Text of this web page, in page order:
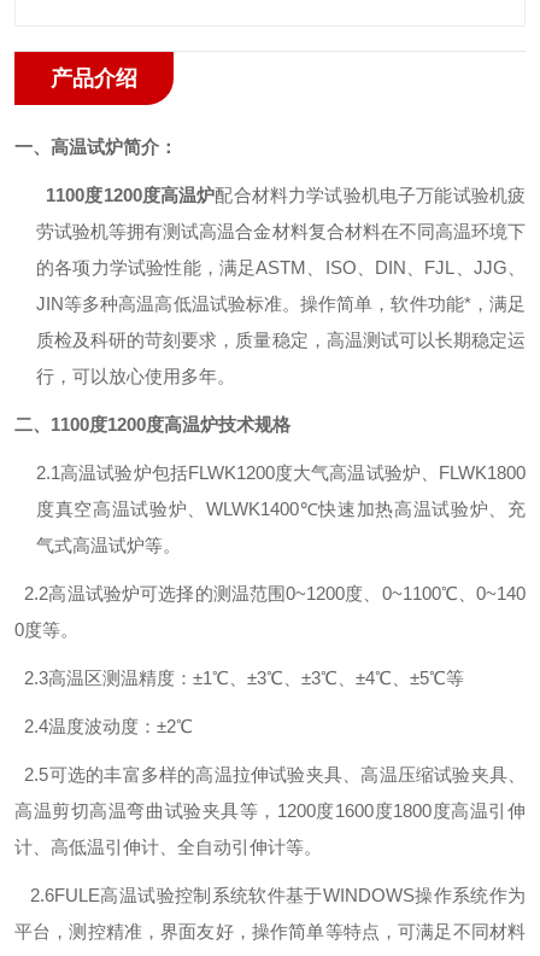
产品介绍
一、高温试炉简介：
1100度1200度高温炉配合材料力学试验机电子万能试验机疲
劳试验机等拥有测试高温合金材料复合材料在不同高温环境下
的各项力学试验性能，满足ASTM、ISO、DIN、FJL、JJG、
JIN等多种高温高低温试验标准。操作简单，软件功能*，满足
质检及科研的苛刻要求，质量稳定，高温测试可以长期稳定运
行，可以放心使用多年。
二、 1100度1200度高温炉技术规格
2.1高温试验炉包括FLWK1200度大气高温试验炉、FLWK1800
度真空高温试验炉、WLWK1400℃快速加热高温试验炉、充
气式高温试炉等。
2.2高温试验炉可选择的测温范围0~1200度、0~1100℃、0~140
0度等。
2.3高温区测温精度：±1℃、±3℃、±3℃、±4℃、±5℃等
2.4温度波动度：±2℃
2.5可选的丰富多样的高温拉伸试验夹具、高温压缩试验夹具、
高温剪切高温弯曲试验夹具等，1200度1600度1800度高温引伸
计、高低温引伸计、全自动引伸计等。
2.6FULE高温试验控制系统软件基于WINDOWS操作系统作为
平台，测控精准，界面友好，操作简单等特点，可满足不同材料